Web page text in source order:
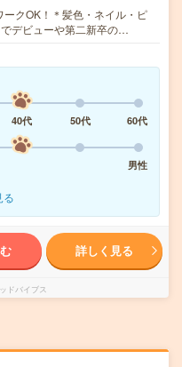
クOK！＊髪色・ネイル・ピ
デビューや第二新卒の…
40代 50代
60代
男性
る
詳しく見る
ドバイブス